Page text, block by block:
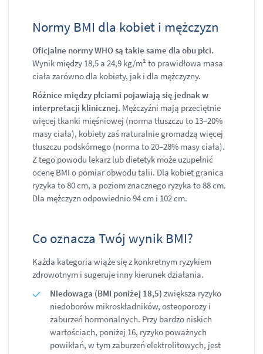
Normy BMI dla kobiet i mężczyzn
Oficjalne normy WHO są takie same dla obu płci.
Wynik między 18,5 a 24,9 kg/m² to prawidłowa masa
ciała zarówno dla kobiety, jak i dla mężczyzny.
Różnice między płciami pojawiają się jednak w
interpretacji klinicznej. Mężczyźni mają przeciętnie
więcej tkanki mięśniowej (norma tłuszczu to 13–20%
masy ciała), kobiety zaś naturalnie gromadzą więcej
tłuszczu podskórnego (norma to 20–28% masy ciała).
Z tego powodu lekarz lub dietetyk może uzupełnić
ocenę BMI o pomiar obwodu talii. Dla kobiet granica
ryzyka to 80 cm, a poziom znacznego ryzyka to 88 cm.
Dla mężczyzn odpowiednio 94 cm i 102 cm.
Co oznacza Twój wynik BMI?
Każda kategoria wiąże się z konkretnym ryzykiem
zdrowotnym i sugeruje inny kierunek działania.
Niedowaga (BMI poniżej 18,5) zwiększa ryzyko
niedoborów mikroskładników, osteoporozy i
zaburzeń hormonalnych. Przy bardzo niskich
wartościach, poniżej 16, ryzyko poważnych
powikłań, w tym zaburzeń elektrolitowych, jest